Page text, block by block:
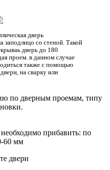
дверь
заподлицо со стеной. Такой
дверь до 180
проем. в данном случае
также с помощью
на сварку или
по дверным проемам, типу
прибавить: по
60 мм
двери